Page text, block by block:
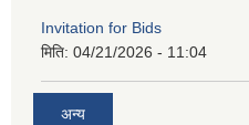
Invitation for Bids
मिति: 04/21/2026 - 11:04
अन्य